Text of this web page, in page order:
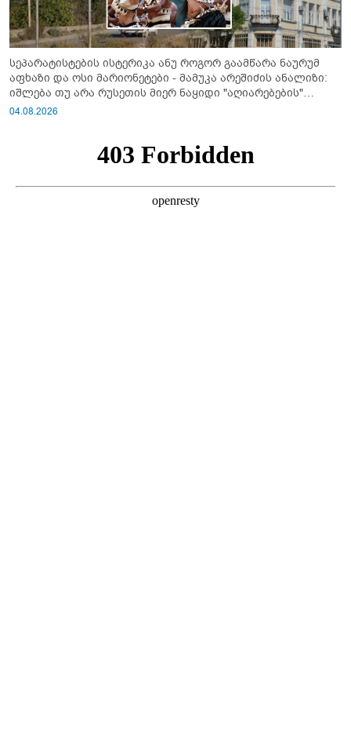
სეპარატისტების ისტერიკა ანუ როგორ გაამწარა ნაურუმ
აფხაზი და ოსი მარიონეტები - მამუკა არეშიძის ანალიზი:
იშლება თუ არა რუსეთის მიერ ნაყიდი "აღიარებების"
სისტემა?!
04.08.2026